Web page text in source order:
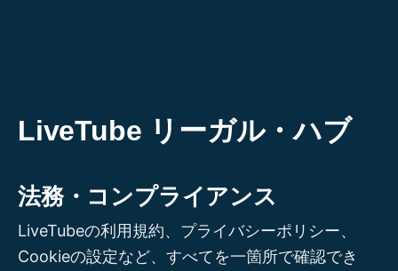
LiveTube リーガル・ハブ
法務・コンプライアンス
LiveTubeの利用規約、プライバシーポリシー、
Cookieの設定など、すべてを一箇所で確認でき